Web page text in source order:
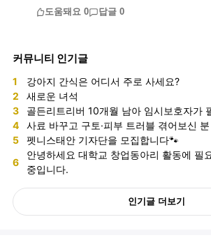
도움돼요 0 답글 0
커뮤니티 인기글
1 강아지 간식은 어디서 주로 사세요?
2 새로운 녀석
3 골든리트리버 10개월 남아 임시보호자가
4 사료 바꾸고 구토·피부 트러블 겪어보신
5 펫니스태안 기자단을 모집합니다🐾
6
안녕하세요 대학교 창업동아리 활동에 필
중입니다.
인기글 더보기